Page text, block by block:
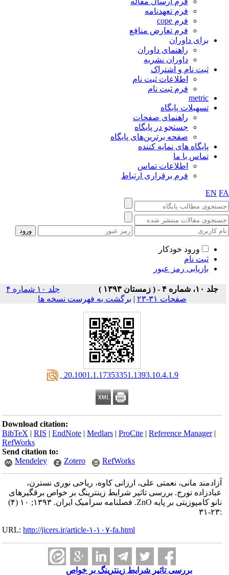
فرم تعهدنامه
فرم cope
فرم تعارض منافع
برای داوران
راهنمای داوران
داوران نشریه
ثبت نام و اشتراک
اطلاعات ثبت نام
فرم ثبت نام
metric
تسهیلات پایگاه
راهنمای صفحات
جستجو در پایگاه
صفحه برترین‌های پایگاه
پایگاه های نمایه کننده
تماس با ما
اطلاعات تماس
فرم برقراری ارتباط
EN
ورود خودکار
ثبت نام
بازیابی رمز عبور
جلد ۱۰، شماره ۴ - ( زمستان ۱۳۹۳ )
جلد ۱۰ شماره ۴
صفحات ۳۱-۲۳
| برگشت به فهرست نسخه ها
‎ 20.1001.1.17353351.1393.10.4.1.9
Download citation:
BibTeX |RIS |EndNote |Medlars |ProCite |Reference Manager
RefWorks
Send citation to:
Mendeley
Zotero RefWorks
آزادمند مانی، نعمتی علی، ارزانی کاوه، ریاحی نوری نسترن،
عبادزاده تورج. بررسی تاثیر شرایط زینترینگ بر خواص برقگیرهای
نانو کامپوزیتی بر پایه ZnO. فصلنامه سرامیک ایران. ۱۳۹۳; ۱۰ (۴)
URL:http://jicers.ir/article-۱-۱۰۷-fa.html
بررسی تاثیر شرایط زینترینگ بر خواص